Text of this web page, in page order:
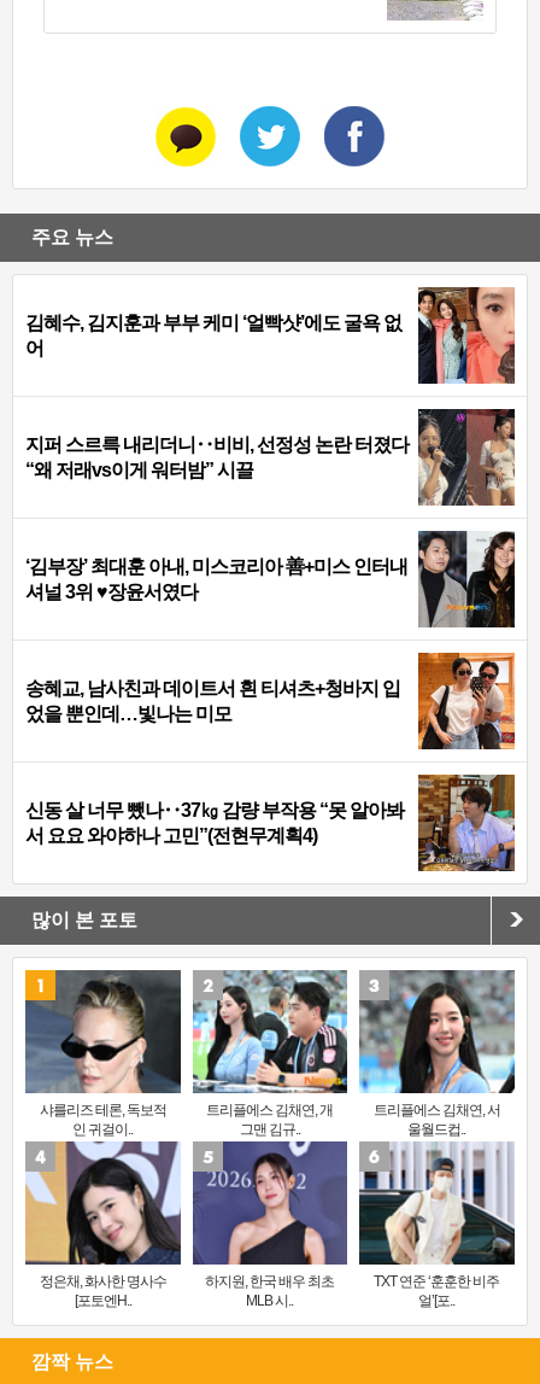
주요 뉴스
김혜수, 김지훈과 부부 케미 ‘얼빡샷’에도 굴욕 없
어
지퍼 스르륵 내리더니‥비비, 선정성 논란 터졌다
“왜 저래vs이게 워터밤” 시끌
‘김부장’ 최대훈 아내, 미스코리아 善+미스 인터내
셔널 3위 ♥장윤서였다
송혜교, 남사친과 데이트서 흰 티셔츠+청바지 입
었을 뿐인데…빛나는 미모
신동 살 너무 뺐나‥37㎏ 감량 부작용 “못 알아봐
서 요요 와야하나 고민”(전현무계획4)
많이 본 포토
샤를리즈 테론, 독보적
인 귀걸이..
트리플에스 김채연, 개
그맨 김규..
트리플에스 김채연, 서
울월드컵..
정은채, 화사한 명사수
[포토엔H..
하지원, 한국 배우 최초
MLB 시..
TXT 연준 ‘훈훈한 비주
얼’[포..
깜짝 뉴스